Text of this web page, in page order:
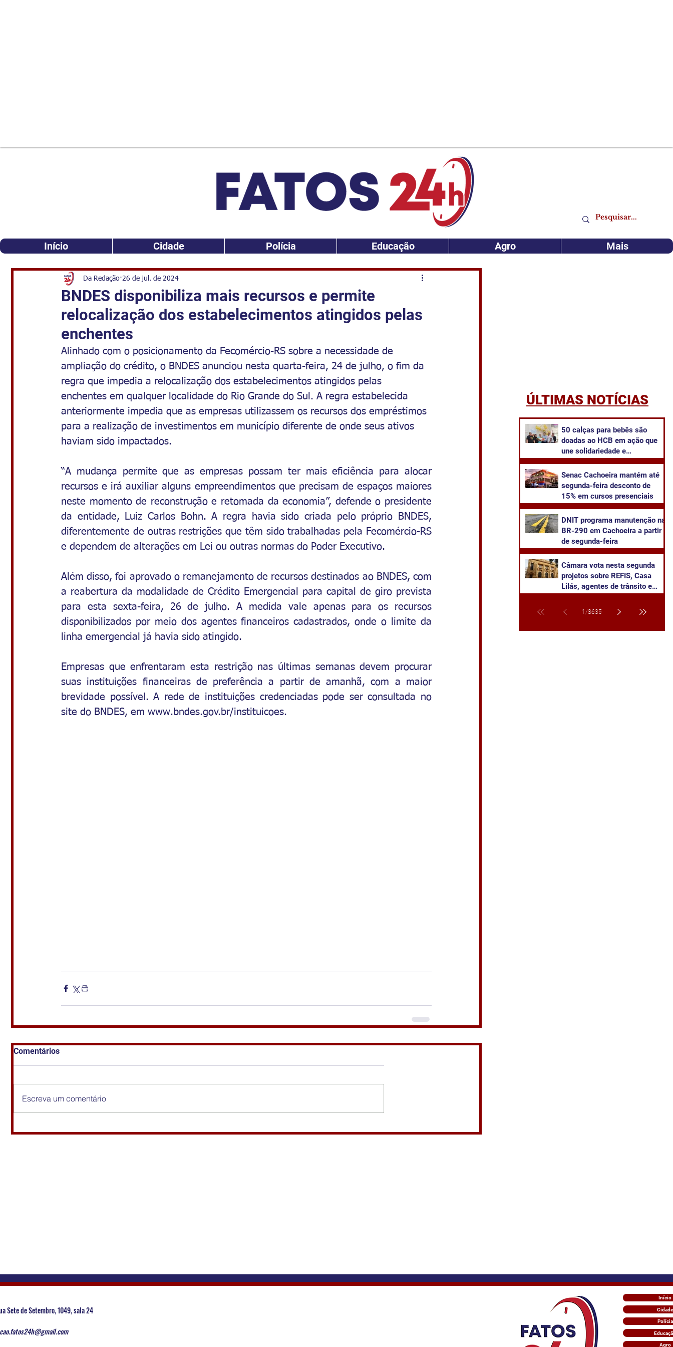
Início Cidade Polícia Educação Agro Mais
BNDES disponibiliza mais recursos e permite
relocalização dos estabelecimentos atingidos pelas
enchentes
Da Redação 26 de jul. de 2024
Alinhado com o posicionamento da Fecomércio-RS sobre a necessidade de
ampliação do crédito, o BNDES anunciou nesta quarta-feira, 24 de julho, o fim da
regra que impedia a relocalização dos estabelecimentos atingidos pelas
enchentes em qualquer localidade do Rio Grande do Sul. A regra estabelecida
anteriormente impedia que as empresas utilizassem os recursos dos empréstimos
para a realização de investimentos em município diferente de onde seus ativos
haviam sido impactados.
“A mudança permite que as empresas possam ter mais eficiência para alocar
recursos e irá auxiliar alguns empreendimentos que precisam de espaços maiores
neste momento de reconstrução e retomada da economia”, defende o presidente
da entidade, Luiz Carlos Bohn. A regra havia sido criada pelo próprio BNDES,
diferentemente de outras restrições que têm sido trabalhadas pela Fecomércio-RS
e dependem de alterações em Lei ou outras normas do Poder Executivo.
Além disso, foi aprovado o remanejamento de recursos destinados ao BNDES, com
a reabertura da modalidade de Crédito Emergencial para capital de giro prevista
para esta sexta-feira, 26 de julho. A medida vale apenas para os recursos
disponibilizados por meio dos agentes financeiros cadastrados, onde o limite da
linha emergencial já havia sido atingido.
Empresas que enfrentaram esta restrição nas últimas semanas devem procurar
suas instituições financeiras de preferência a partir de amanhã, com a maior
brevidade possível. A rede de instituições credenciadas pode ser consultada no
site do BNDES, em www.bndes.gov.br/instituicoes.
Comentários
Escreva um comentário
ÚLTIMAS NOTÍCIAS
50 calças para bebês são
doadas ao HCB em ação que
une solidariedade e
Senac Cachoeira mantém até
segunda-feira desconto de
15% em cursos presenciais
DNIT programa manutenção na
BR-290 em Cachoeira a partir
de segunda-feira
Câmara vota nesta segunda
projetos sobre REFIS, Casa
Lilás, agentes de trânsito e
1 /8635
Sete de Setembro, 1049, sala 24
Início
Cidade
Polícia
Agro